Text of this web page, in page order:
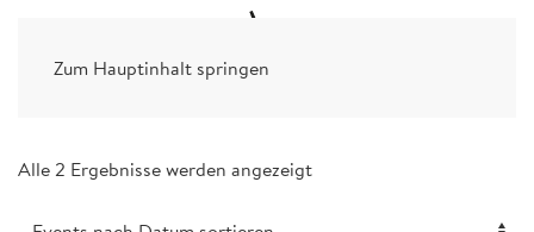
Zum Hauptinhalt springen
Alle 2 Ergebnisse werden angezeigt